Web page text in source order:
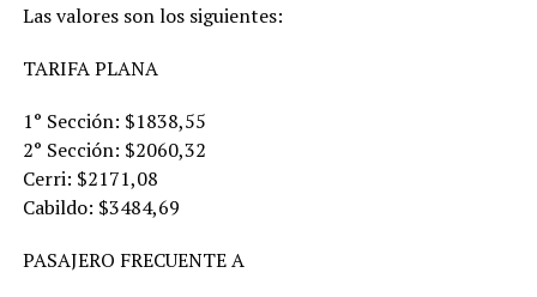
Las valores son los siguientes:
TARIFA PLANA
1° Sección: $1838,55
2° Sección: $2060,32
Cerri: $2171,08
Cabildo: $3484,69
PASAJERO FRECUENTE A